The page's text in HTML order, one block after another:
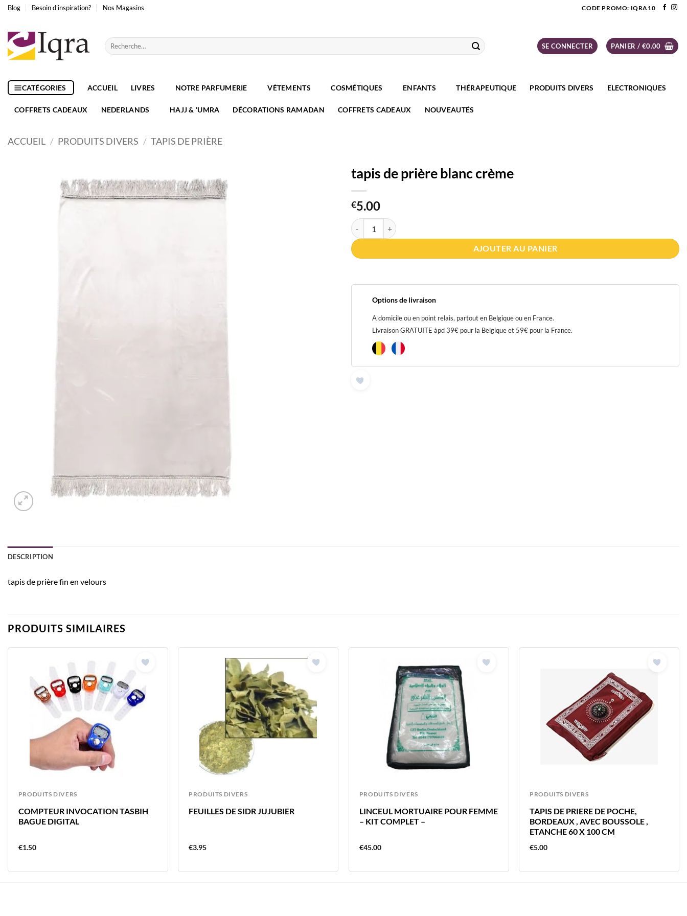
Passer
contenu
Blog Besoin d’inspiration? Nos Magasins CODE PROMO: IQRA10
Recherche
pour :
SE CONNECTER PANIER / €0.00
CATÉGORIES ACCUEIL LIVRES NOTRE PARFUMERIE VÊTEMENTS COSMÉTIQUES ENFANTS THÉRAPEUTIQUE PRODUITS DIVERS ELECTRONIQUES
COFFRETS CADEAUX NEDERLANDS HAJJ & ‘UMRA DÉCORATIONS RAMADAN COFFRETS CADEAUX NOUVEAUTÉS
ACCUEIL / PRODUITS DIVERS / TAPIS DE PRIÈRE
tapis de prière blanc crème
€5.00
quantité de tapis de prière blanc crème
AJOUTER AU PANIER
Options de livraison
A domicile ou en point relais, partout en Belgique ou en France.
Livraison GRATUITE àpd 39€ pour la Belgique et 59€ pour la France.
DESCRIPTION
tapis de prière fin en velours
PRODUITS SIMILAIRES
PRODUITS DIVERS
COMPTEUR INVOCATION TASBIH
BAGUE DIGITAL
€1.50
PRODUITS DIVERS
FEUILLES DE SIDR JUJUBIER
€3.95
PRODUITS DIVERS
LINCEUL MORTUAIRE POUR FEMME
– KIT COMPLET –
€45.00
PRODUITS DIVERS
TAPIS DE PRIERE DE POCHE,
BORDEAUX , AVEC BOUSSOLE ,
ETANCHE 60 X 100 CM
€5.00